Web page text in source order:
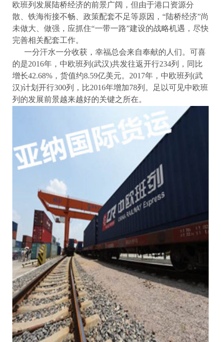
欧班列发展陆桥经济的前景广阔，但由于港口资源分
散、铁海衔接不畅、政策配套不足等原因，“陆桥经济”尚
未做大、做强，应抓住“一带一路”建设的战略机遇，尽快
完善相关配套工作。
一分汗水一分收获，幸福总会来自奉献的人们。可喜
的是2016年，中欧班列(武汉)共发往返开行234列，同比
增长42.68%，货值约8.59亿美元。2017年，中欧班列(武
汉)计划开行300列，比2016年增加78列。足以可见中欧班
列的发展前景越来越好的关键之所在。